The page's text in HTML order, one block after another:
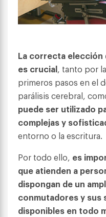
La correcta elección
es crucial, tanto por
primeros pasos en el
parálisis cerebral,
puede ser utilizado
complejas y
entorno o la escritura.
Por todo ello, es
que atienden a
dispongan de un
conmutadores y sus
disponibles en todo